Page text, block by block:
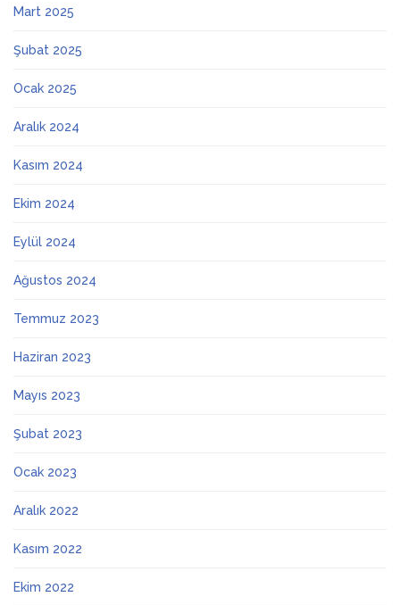
Mart 2025
Şubat 2025
Ocak 2025
Aralık 2024
Kasım 2024
Ekim 2024
Eylül 2024
Ağustos 2024
Temmuz 2023
Haziran 2023
Mayıs 2023
Şubat 2023
Ocak 2023
Aralık 2022
Kasım 2022
Ekim 2022